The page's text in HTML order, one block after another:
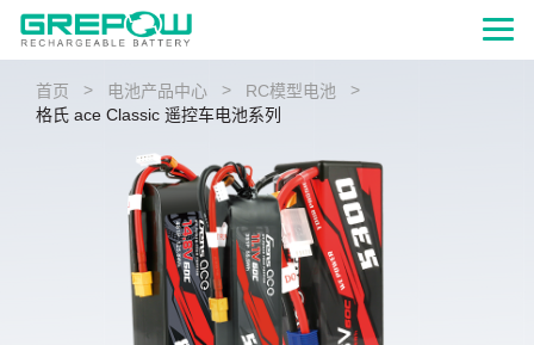
首页 > 电池产品中心 > RC模型电池
>
格氏 ace Classic 遥控车电池系列